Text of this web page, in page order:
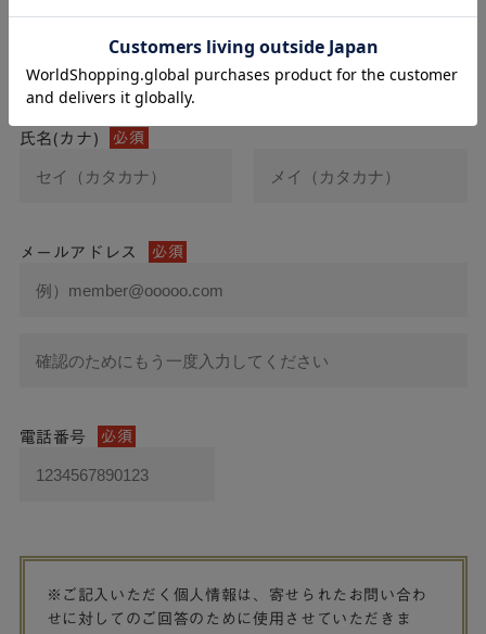
氏名(カナ) 必須
メールアドレス 必須
電話番号 必須
※ご記入いただく個人情報は、寄せられたお問い合わ
せに対してのご回答のために使用させていただきま